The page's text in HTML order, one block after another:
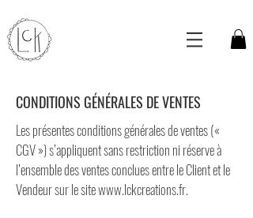
CONDITIONS GÉNÉRALES DE VENTES
Les présentes conditions générales de ventes («
CGV ») s’appliquent sans restriction ni réserve à
l’ensemble des ventes conclues entre le Client et le
Vendeur sur le sitewww.lckcreations.fr.